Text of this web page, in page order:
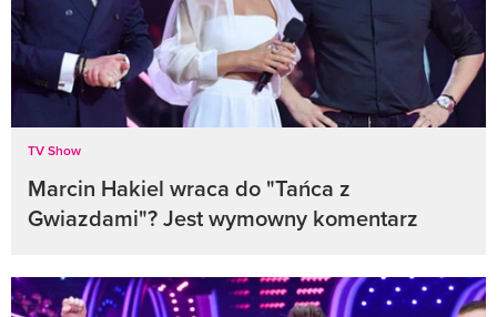
TV Show
Marcin Hakiel wraca do "Tańca z
Gwiazdami"? Jest wymowny komentarz